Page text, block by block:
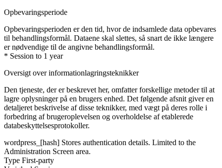
Opbevaringsperiode
Opbevaringsperioden er den tid, hvor de indsamlede data opbevares
til behandlingsformål. Dataene skal slettes, så snart de ikke længere
er nødvendige til de angivne behandlingsformål.
* Session to 1 year
Oversigt over informationlagringsteknikker
Den tjeneste, der er beskrevet her, omfatter forskellige metoder til at
lagre oplysninger på en brugers enhed. Det følgende afsnit giver en
detaljeret beskrivelse af disse teknikker, med vægt på deres rolle i
forbedring af brugeroplevelsen og overholdelse af etablerede
databeskyttelsesprotokoller.
wordpress_[hash] Stores authentication details. Limited to the
Administration Screen area.
Type First-party